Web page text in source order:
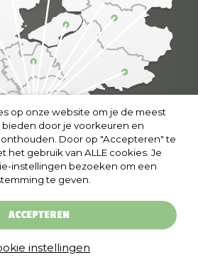
grootsingeschenken.nl
|Privacyverklaring
op onze website om je de meest
door je voorkeuren en
Door op "Accepteren" te
het gebruik van ALLE cookies. Je
instellingen bezoeken om een
te geven.
instellingen
ACCEPTEREN